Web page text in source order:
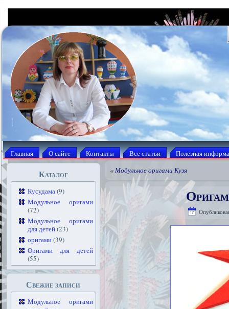
Главная О сайте Контакты Все статьи Полезная
Каталог
Кусудама(9)
Модульное оригами
(72)
Модульное оригами
для детей(23)
оригами(39)
Оригами для детей
(55)
Свежие записи
Модульное оригами
«Модульное оригами Кузя